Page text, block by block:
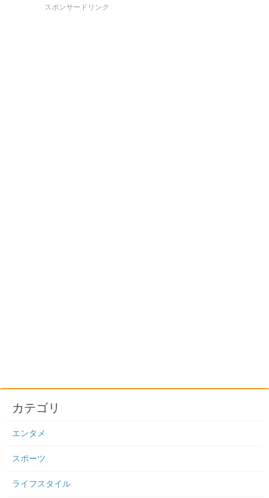
スポンサードリンク
カテゴリ
エンタメ
スポーツ
ライフスタイル